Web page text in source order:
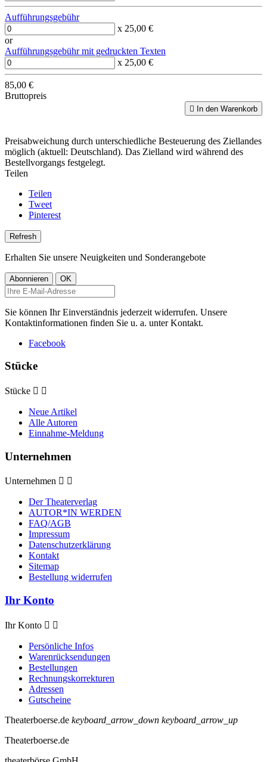
Aufführungsgebühr
x 25,00 €
or
Aufführungsgebühr mit gedruckten Texten
x 25,00 €
85,00 €
Bruttopreis
 In den Warenkorb
Preisabweichung durch unterschiedliche Besteuerung des Ziellandes
möglich (aktuell: Deutschland). Das Zielland wird während des
Bestellvorgangs festgelegt.
Teilen
Teilen
Tweet
Pinterest
Erhalten Sie unsere Neuigkeiten und Sonderangebote
Sie können Ihr Einverständnis jederzeit widerrufen. Unsere
Kontaktinformationen finden Sie u. a. unter Kontakt.
Facebook
Stücke
Stücke  
Neue Artikel
Alle Autoren
Einnahme-Meldung
Unternehmen
Unternehmen  
Der Theaterverlag
AUTOR*IN WERDEN
FAQ/AGB
Impressum
Datenschutzerklärung
Kontakt
Sitemap
Bestellung widerrufen
Ihr Konto
Ihr Konto  
Persönliche Infos
Warenrücksendungen
Bestellungen
Rechnungskorrekturen
Adressen
Gutscheine
Theaterboerse.de keyboard_arrow_down keyboard_arrow_up
Theaterboerse.de